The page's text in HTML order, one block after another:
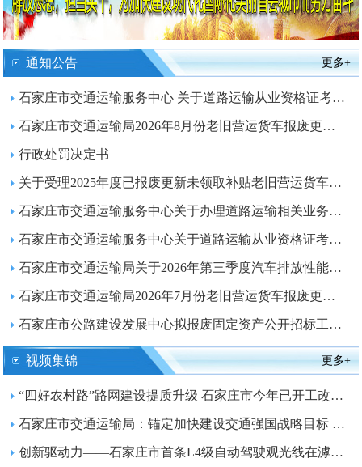
通知公告 更多+
石家庄市交通运输服务中心 关于道路运输从业资格证考试安排的公告
石家庄市交通运输局2026年8月份老旧营运货车报废更新补贴资格发放公告
行政处罚决定书
关于受理2025年度已报废更新未领取补贴老旧营运货车申请的公告
石家庄市交通运输服务中心关于办理道路运输相关业务的公示
石家庄市交通运输服务中心关于道路运输从业资格证考试安排的公告
石家庄市交通运输局关于2026年第三季度汽车排放性能维护（M）站的通告
石家庄市交通运输局2026年7月份老旧营运货车报废更新补贴资格发放公告
石家庄市公路建设发展中心拟报废固定资产公开招标工作公示
视频集锦 更多+
“四好农村路”路网建设提质升级 石家庄市今年已开工改建农村公路超260余公里
石家庄市交通运输局：锚定加快建设交通强国战略目标 加快完善现代化综合交通运输...
创新驱动力——石家庄市首条L4级自动驾驶观光线在滹沱河艺术生态岛开通